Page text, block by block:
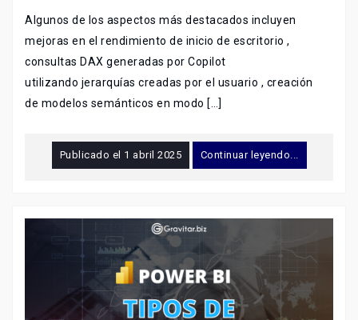
Algunos de los aspectos más destacados incluyen
mejoras en el rendimiento de inicio de escritorio ,
consultas DAX generadas por Copilot
utilizando jerarquías creadas por el usuario , creación
de modelos semánticos en modo […]
Publicado el 1 abril 2025 Continuar leyendo...